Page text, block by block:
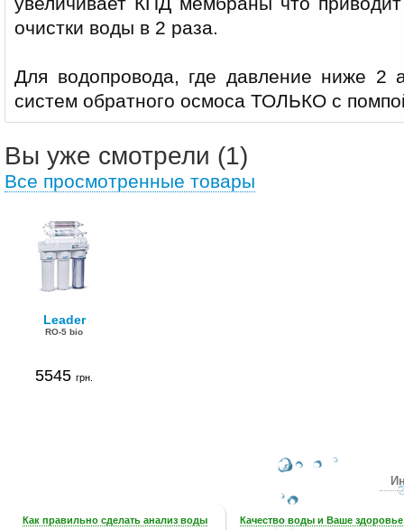
очистки воды в 2 раза.
Для водопровода, где давление ниже 2
систем обратного осмоса ТОЛЬКО с
Вы уже смотрели (1)
Все просмотренные товары
Leader
RO-5 bio
5545 грн.
Как правильно сделать анализ воды
Качество воды и Ваше здоровье